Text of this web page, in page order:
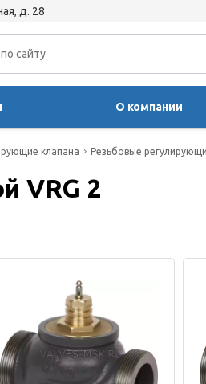
д. 28
О компании
клапана Резьбовые
VRG 2